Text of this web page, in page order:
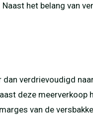
het belang van
dan verdrievoudigd
deze meerverkoop
van de